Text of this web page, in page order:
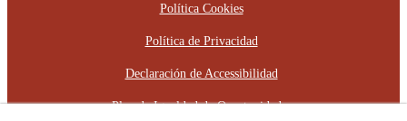
Política Cookies
Política de Privacidad
Declaración de Accessibilidad
Plan de Igualdad de Oportunidades